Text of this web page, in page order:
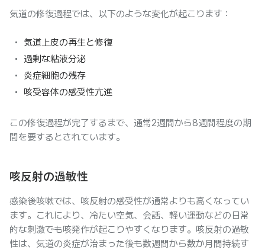
気道の修復過程では、以下のような変化が起こります：
気道上皮の再生と修復
過剰な粘液分泌
炎症細胞の残存
咳受容体の感受性亢進
この修復過程が完了するまで、通常2週間から8週間程度の期
間を要するとされています。
咳反射の過敏性
感染後咳嗽では、咳反射の感受性が通常よりも高くなってい
ます。これにより、冷たい空気、会話、軽い運動などの日常
的な刺激でも咳発作が起こりやすくなります。咳反射の過敏
性は、気道の炎症が治まった後も数週間から数か月間持続す